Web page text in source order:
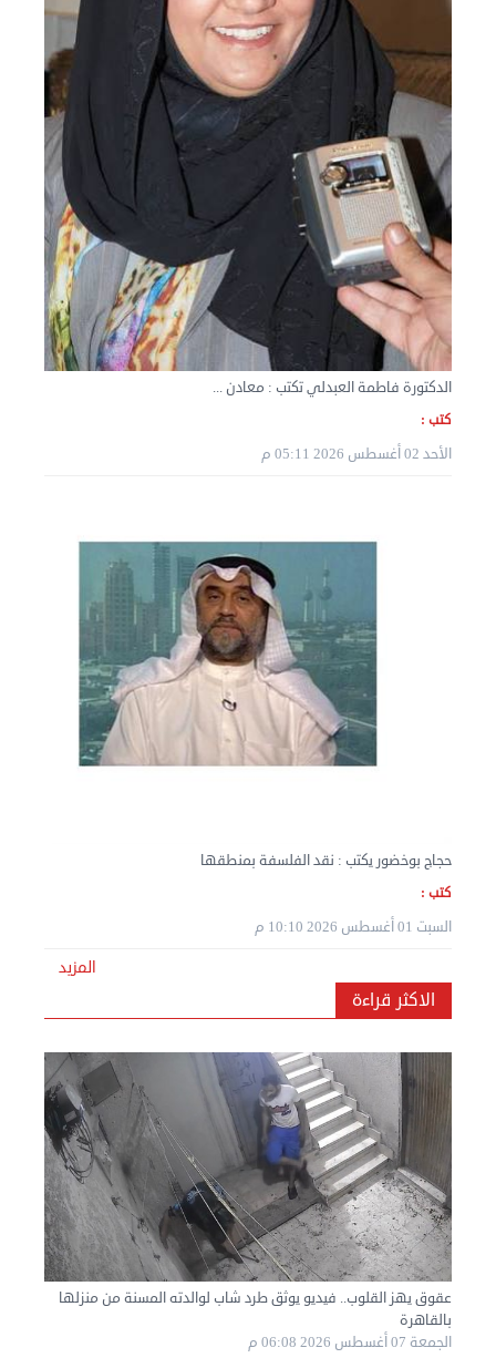
نقل عفش الكويت 50636444 فك وتركيب ايكيا محلي ...
الأربعاء 04 سبتمبر 2024 08:20 م
نقل عفش المنطقه العاشره 50636444 فك وتركيب ...
نقل عفش المنطقه العاشره 50636444 فك وتركيب ...
الإثنين 02 سبتمبر 2024 05:01 م
الدكتورة فاطمة العبدلي تكتب : معادن ...
كتب :
الأحد 02 أغسطس 2026 05:11 م
حجاج بوخضور يكتب : نقد الفلسفة بمنطقها
كتب :
السبت 01 أغسطس 2026 10:10 م
المزيد
الاكثر قراءة
عقوق يهز القلوب.. فيديو يوثق طرد شاب لوالدته المسنة من منزلها
بالقاهرة
الجمعة 07 أغسطس 2026 06:08 م